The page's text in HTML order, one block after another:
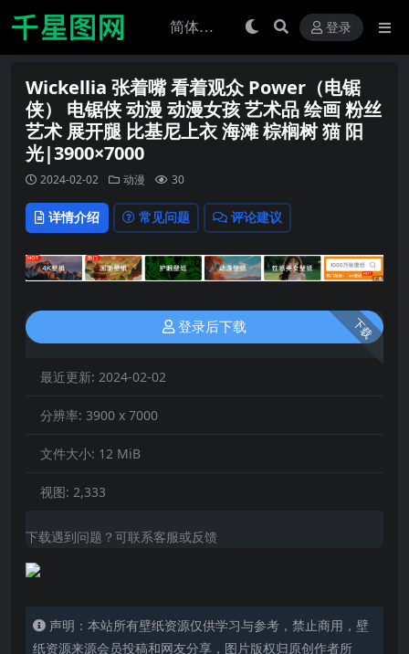
登录
Wickellia 张着嘴 看着观众 Power（电锯
侠） 电锯侠 动漫 动漫女孩 艺术品 绘画 粉丝
艺术 展开腿 比基尼上衣 海滩 棕榈树 猫 阳
光|3900×7000
2024-02-02 动漫 30
详情介绍 常见问题 评论建议
下载
登录后下载
最近更新: 2024-02-02
分辨率: 3900 x 7000
文件大小: 12 MiB
视图: 2,333
下载遇到问题？可联系客服或反馈
声明：本站所有壁纸资源仅供学习与参考，禁止商用，壁
纸资源来源会员投稿和网友分享，图片版权归原创作者所